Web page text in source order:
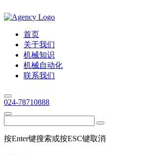
首页
关于我们
机械知识
机械自动化
联系我们
024-78710888
按Enter键搜索或按ESC键取消